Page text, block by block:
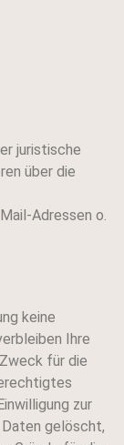
juristische
über die
Adressen o.
keine
Ihre
für die
zur
gelöscht,